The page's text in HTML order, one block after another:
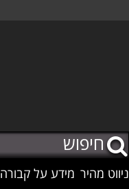
ניווט מהיר מידע על קבורה